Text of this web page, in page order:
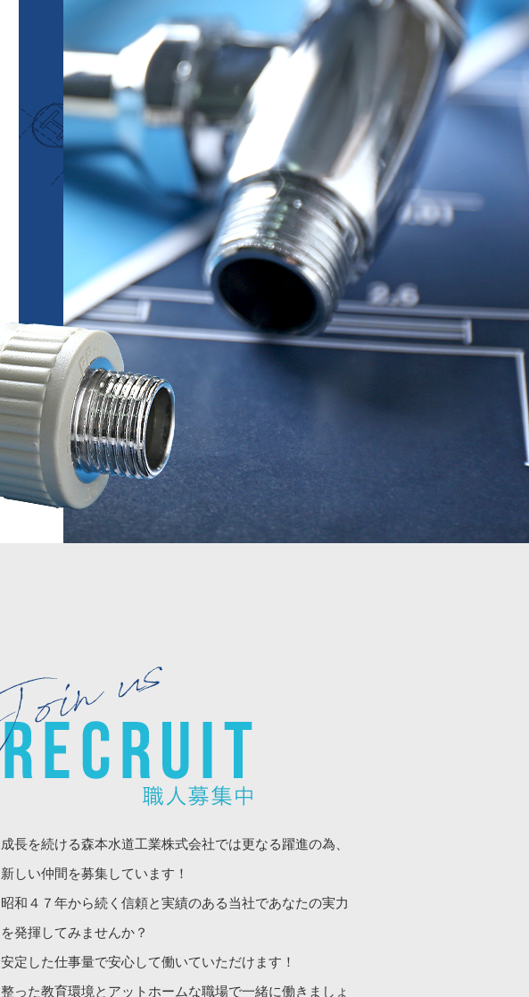
成長を続ける森本水道工業株式会社では更なる躍進の為、
新しい仲間を募集しています！
昭和４７年から続く信頼と実績のある当社であなたの実力
を発揮してみませんか？
安定した仕事量で安心して働いていただけます！
整った教育環境とアットホームな職場で一緒に働きましょ